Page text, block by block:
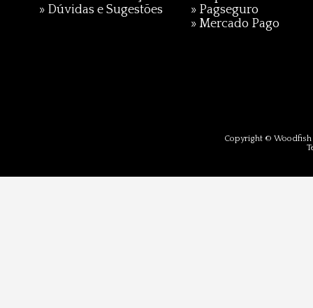
» Dúvidas e Sugestões
» Pagseguro
» Mercado Pago
Copyright © Woodfish